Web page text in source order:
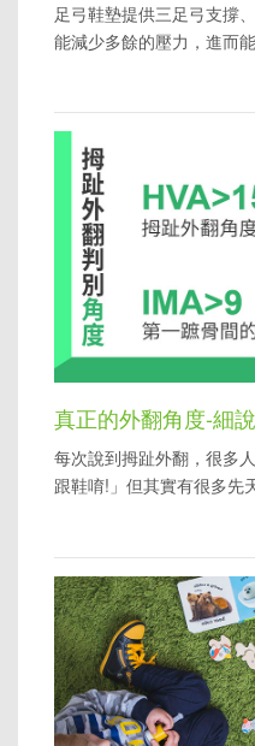
足弓鞋墊提供三足弓支撐
能減少多餘的壓力，進而
真正的外翻角度-細
每次說到拇趾外翻，很多
跟鞋唷!」但其實有很多先